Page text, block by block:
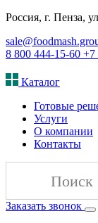
Россия, г. Пенза,
8 800 444-15-60 +7
Каталог
Готовые
Услуги
О компании
Контакты
Заказать звонок